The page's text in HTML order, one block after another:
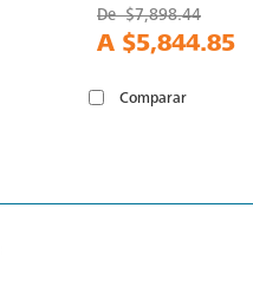
De$7,898.44
A $5,844.85
Comparar